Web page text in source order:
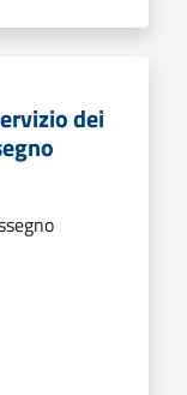
dei